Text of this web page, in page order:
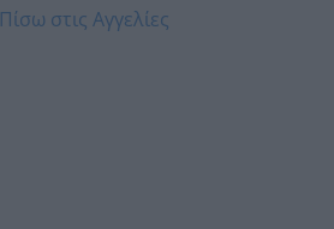
Πίσω στις Αγγελίες